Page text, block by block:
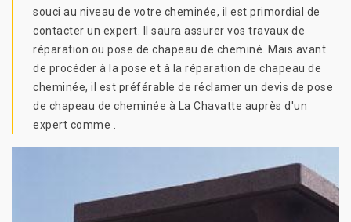
souci au niveau de votre cheminée, il est primordial de
contacter un expert. Il saura assurer vos travaux de
réparation ou pose de chapeau de cheminé. Mais avant
de procéder à la pose et à la réparation de chapeau de
cheminée, il est préférable de réclamer un devis de pose
de chapeau de cheminée à La Chavatte auprès d'un
expert comme .